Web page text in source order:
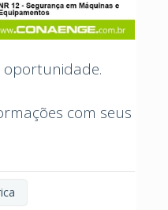
oportunidade.
com seus